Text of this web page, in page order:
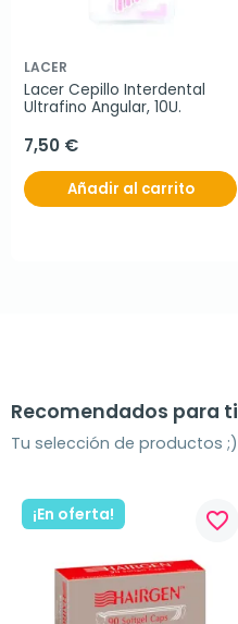
LACER
Lacer Cepillo Interdental
Ultrafino Angular, 10U.
7,50 €
Añadir al carrito
Recomendados para ti
Tu selección de productos ;)
¡En oferta! favorite_border